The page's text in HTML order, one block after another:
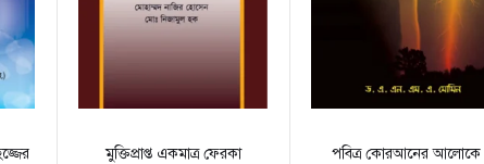
মুক্তিপ্রাপ্ত একমাত্র ফেরকা
পবিত্র কোরআনের আলোকে